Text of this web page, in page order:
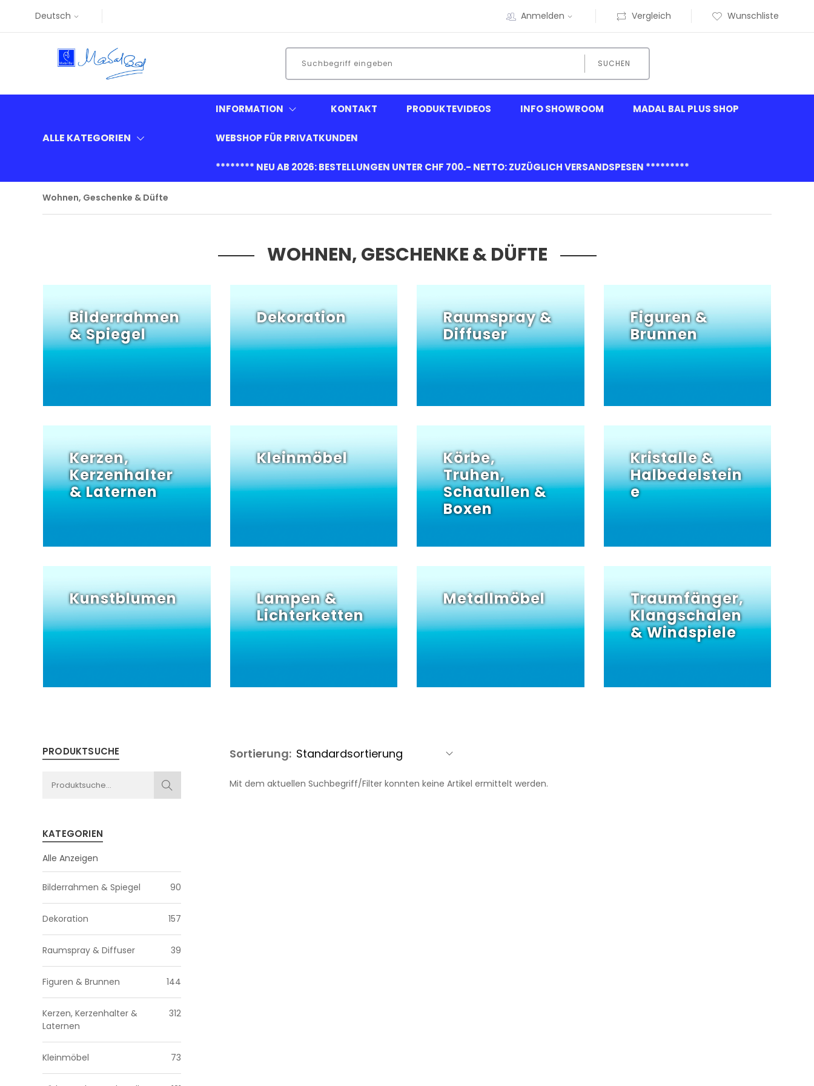
Deutsch Anmelden Vergleich Wunschliste
SUCHEN
ALLE KATEGORIEN
INFORMATION KONTAKT PRODUKTEVIDEOS INFO SHOWROOM MADAL BAL PLUS SHOP
WEBSHOP FÜR PRIVATKUNDEN
******** NEU AB 2026: BESTELLUNGEN UNTER CHF 700.- NETTO: ZUZÜGLICH VERSANDSPESEN *********
Wohnen, Geschenke & Düfte
WOHNEN, GESCHENKE & DÜFTE
Bilderrahmen
& Spiegel
Dekoration
Raumspray &
Diffuser
Figuren &
Brunnen
Kerzen,
Kerzenhalter
& Laternen
Kleinmöbel
Körbe,
Truhen,
Schatullen &
Boxen
Kristalle &
Halbedelstein
e
Kunstblumen
Lampen &
Lichterketten
Metallmöbel
Traumfänger,
Klangschalen
& Windspiele
PRODUKTSUCHE
KATEGORIEN
Alle Anzeigen
Bilderrahmen & Spiegel 90
Dekoration 157
Raumspray & Diffuser 39
Figuren & Brunnen 144
Kerzen, Kerzenhalter &
Laternen
312
Kleinmöbel 73
Sortierung:
Mit dem aktuellen Suchbegriff/Filter konnten keine Artikel ermittelt werden.